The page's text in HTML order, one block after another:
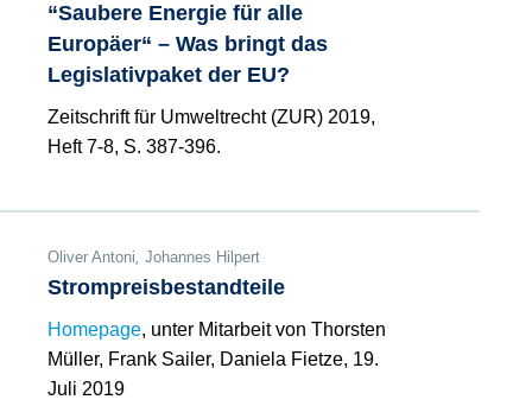
“Saubere Energie für alle
Europäer“ – Was bringt das
Legislativpaket der EU?
Zeitschrift für Umweltrecht (ZUR) 2019,
Heft 7-8, S. 387-396.
Oliver Antoni, Johannes Hilpert
Strompreisbestandteile
Homepage, unter Mitarbeit von Thorsten
Müller, Frank Sailer, Daniela Fietze, 19.
Juli 2019